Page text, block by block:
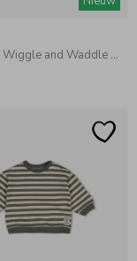
Sweater - Wiggle and Waddle Offwhite melange